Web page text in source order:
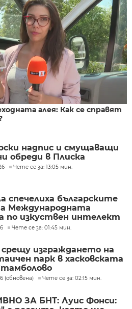
алея: Как се справят
надпис и смущаващи
обреди в Плиска
Чете се за: 13:05 мин.
спечелиха българските
Международната
по изкуствен интелект
Чете се за: 01:45 мин.
изграждането на
парк в хасковската
(обновена) Чете се за: 02:15 мин.
ЗА БНТ: Луис Фонси: